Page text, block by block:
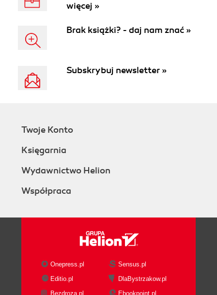
więcej »
Brak książki? - daj nam znać »
Subskrybuj newsletter »
Twoje Konto
Księgarnia
Wydawnictwo Helion
Współpraca
Onepress.pl
Sensus.pl
Editio.pl
DlaBystrzakow.pl
Bezdroza.pl
Ebookpoint.pl